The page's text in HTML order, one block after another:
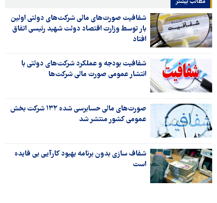
مطالب بیشتر
شفافیت صورت‌های مالی شرکت‌های دولتی اولین
بار توسط وزارت اقتصاد دولت شهید رئیسی اتفاق
افتاد
شفافیت بودجه و عملکرد شرکت‌های دولتی با
انتشار عمومی صورت‌ مالی‌ شرکت‌ها
صورت‌های مالی حسابرسی شده ۱۳۲ شرکت بخش
عمومی کشور منتشر شد
شفاف سازی بدون برنامه بهبود کارآیی بی فایده
است